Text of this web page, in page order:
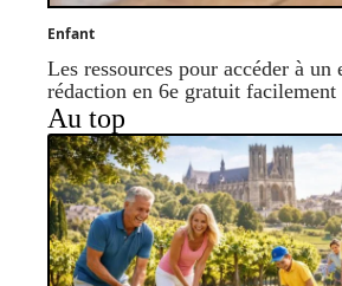
Enfant
Les ressources pour accéder à un
rédaction en 6e gratuit facilement
Au top